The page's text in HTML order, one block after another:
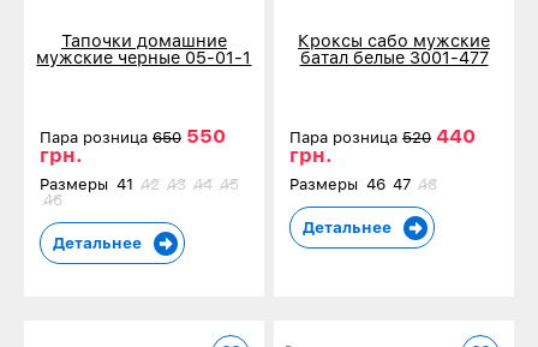
Тапочки домашние
мужские черные 05-01-1
Пара розница 650 550
грн.
Размеры 41 42 43 44 45
46
Детальнее
Кроксы сабо мужские
батал белые 3001-477
Пара розница520 440
грн.
Размеры 46 47 48
Детальнее